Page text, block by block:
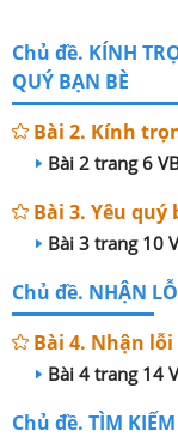
Chủ đề. KÍNH
QUÝ BẠN BÈ
Bài 2. Kính
Bài 2 trang 6
Bài 3. Yêu quý
Bài 3 trang 10
Chủ đề. NHẬN
Bài 4. Nhận
Bài 4 trang 14
Chủ đề. TÌM